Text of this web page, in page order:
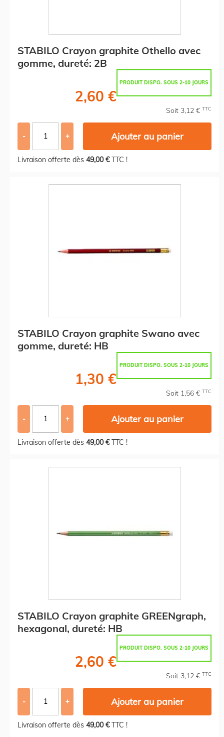
STABILO Crayon graphite Othello avec
gomme, dureté: 2B
PRODUIT DISPO. SOUS 2-10 JOURS
2,60 €
Soit 3,12 € TTC
- + Ajouter au panier
Livraison offerte dès 49,00 €TTC !
STABILO Crayon graphite Swano avec
gomme, dureté: HB
PRODUIT DISPO. SOUS 2-10 JOURS
1,30 €
Soit 1,56 € TTC
- + Ajouter au panier
Livraison offerte dès 49,00 €TTC !
STABILO Crayon graphite GREENgraph,
hexagonal, dureté: HB
PRODUIT DISPO. SOUS 2-10 JOURS
2,60 €
Soit 3,12 € TTC
- + Ajouter au panier
Livraison offerte dès 49,00 €TTC !